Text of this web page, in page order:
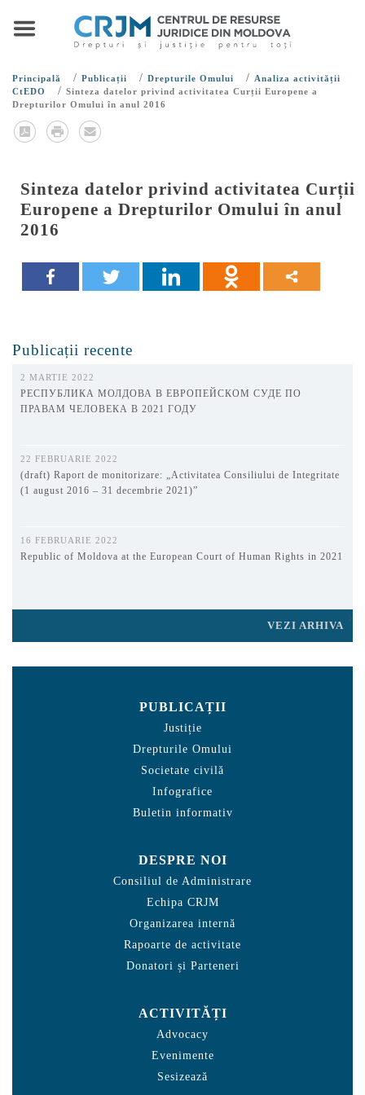
Principală / Publicații / Drepturile Omului / Analiza activității
CtEDO
/ Sinteza datelor privind activitatea Curții Europene a
Drepturilor Omului în anul 2016
Sinteza datelor privind activitatea Curții
Europene a Drepturilor Omului în anul
2016
Publicații recente
2 MARTIE 2022
РЕСПУБЛИКА МОЛДОВА В ЕВРОПЕЙСКОМ СУДЕ ПО
ПРАВАМ ЧЕЛОВЕКА В 2021 ГОДУ
22 FEBRUARIE 2022
(draft) Raport de monitorizare: „Activitatea Consiliului de Integritate
(1 august 2016 – 31 decembrie 2021)”
16 FEBRUARIE 2022
Republic of Moldova at the European Court of Human Rights in 2021
VEZI ARHIVA
PUBLICAȚII
Justiție
Drepturile Omului
Societate civilă
Infografice
Buletin informativ
DESPRE NOI
Consiliul de Administrare
Echipa CRJM
Organizarea internă
Rapoarte de activitate
Donatori și Parteneri
ACTIVITĂȚI
Advocacy
Evenimente
Sesizează